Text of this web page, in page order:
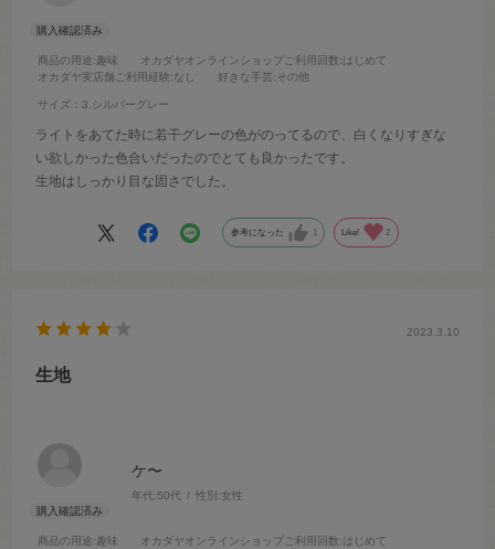
商品の用途:趣味 オカダヤオンラインショップご利用回数:はじめて
オカダヤ実店舗ご利用経験:なし 好きな手芸:その他
サイズ：3.シルバーグレー
ライトをあてた時に若干グレーの色がのってるので、白くなりすぎな
い欲しかった色合いだったのでとても良かったです。
生地はしっかり目な固さでした。
参考になった 1 Like! 2
ケ〜
年代:50代 性別:女性
商品の用途:趣味 オカダヤオンラインショップご利用回数:はじめて
2023.3.10
生地